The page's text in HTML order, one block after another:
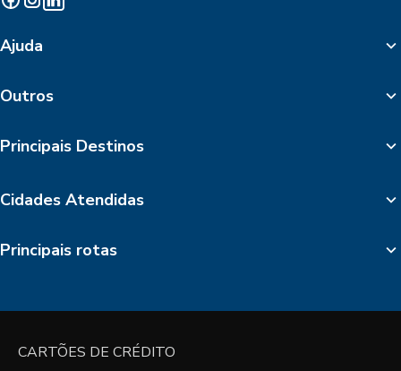
Ajuda
Outros
Principais Destinos
Cidades Atendidas
Principais rotas
CARTÕES DE CRÉDITO